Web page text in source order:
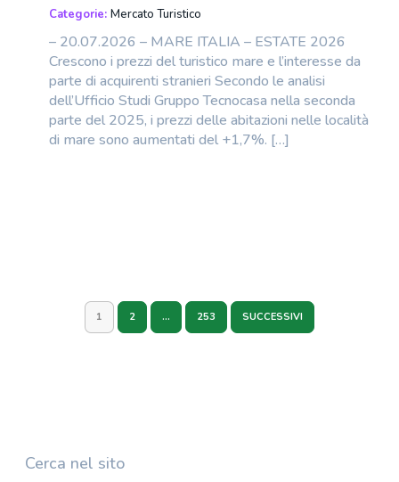
Categorie: Mercato Turistico
– 20.07.2026 – MARE ITALIA – ESTATE 2026
Crescono i prezzi del turistico mare e l’interesse da
parte di acquirenti stranieri Secondo le analisi
dell’Ufficio Studi Gruppo Tecnocasa nella seconda
parte del 2025, i prezzi delle abitazioni nelle località
di mare sono aumentati del +1,7%. […]
1 2 … 253 SUCCESSIVI
Cerca nel sito